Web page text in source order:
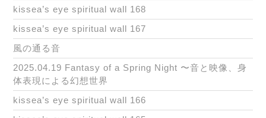
kissea’s eye spiritual wall 168
kissea’s eye spiritual wall 167
風の通る音
2025.04.19 Fantasy of a Spring Night 〜音と映像、身
体表現による幻想世界
kissea’s eye spiritual wall 166